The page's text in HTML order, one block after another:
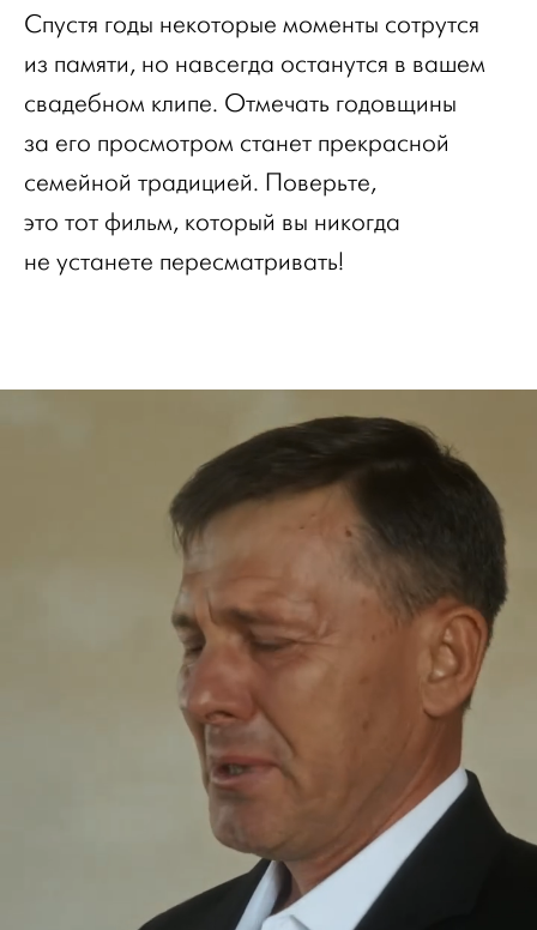
Спустя годы некоторые моменты сотрутся
из памяти, но навсегда останутся в вашем
свадебном клипе. Отмечать годовщины
за его просмотром станет прекрасной
семейной традицией. Поверьте,
это тот фильм, который вы никогда
не устанете пересматривать!